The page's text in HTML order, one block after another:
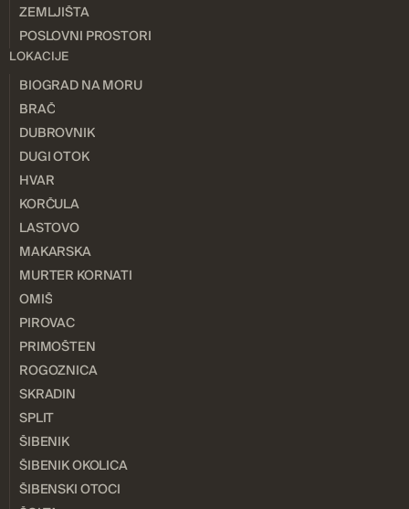
ZEMLJIŠTA
POSLOVNI PROSTORI
LOKACIJE
BIOGRAD NA MORU
BRAČ
DUBROVNIK
DUGI OTOK
HVAR
KORČULA
LASTOVO
MAKARSKA
MURTER KORNATI
OMIŠ
PIROVAC
PRIMOŠTEN
ROGOZNICA
SKRADIN
SPLIT
ŠIBENIK
ŠIBENIK OKOLICA
ŠIBENSKI OTOCI